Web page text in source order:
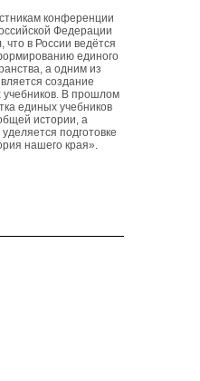
конференции
Федерации
что в России ведётся
единого
а одним из
создание
учебников. В прошлом
единых учебников
истории, а
подготовке
нашего края».